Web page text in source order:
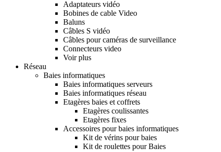
Adaptateurs vidéo
Bobines de cable Video
Baluns
Câbles S vidéo
Câbles pour caméras de surveillance
Connecteurs video
Voir plus
Réseau
Baies informatiques
Baies informatiques serveurs
Baies informatiques réseau
Etagères baies et coffrets
Etagères coulissantes
Etagères fixes
Accessoires pour baies informatiques
Kit de vérins pour baies
Kit de roulettes pour Baies